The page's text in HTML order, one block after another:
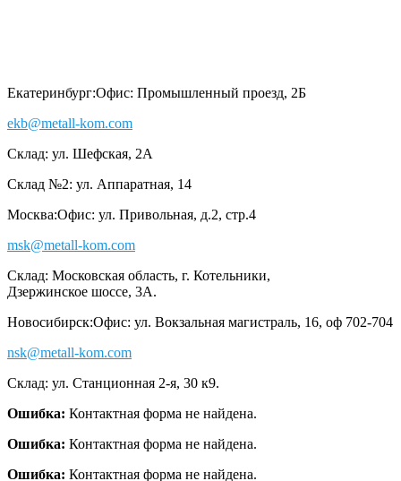
Екатеринбург:Офис: Промышленный проезд, 2Б
ekb@metall-kom.com
Склад: ул. Шефская, 2А
Склад №2: ул. Аппаратная, 14
Москва:Офис: ул. Привольная, д.2, стр.4
msk@metall-kom.com
Склад: Московская область, г. Котельники,
Дзержинское шоссе, 3А.
Новосибирск:Офис: ул. Вокзальная магистраль, 16, оф 702-704
nsk@metall-kom.com
Склад: ул. Станционная 2-я, 30 к9.
Ошибка: Контактная форма не найдена.
Ошибка: Контактная форма не найдена.
Ошибка: Контактная форма не найдена.